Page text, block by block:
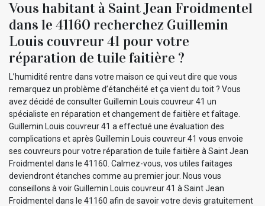
Vous habitant à Saint Jean Froidmentel
dans le 41160 recherchez Guillemin
Louis couvreur 41 pour votre
réparation de tuile faitière ?
L’humidité rentre dans votre maison ce qui veut dire que vous
remarquez un problème d’étanchéité et ça vient du toit ? Vous
avez décidé de consulter Guillemin Louis couvreur 41 un
spécialiste en réparation et changement de faitière et faîtage.
Guillemin Louis couvreur 41 a effectué une évaluation des
complications et après Guillemin Louis couvreur 41 vous envoie
ses couvreurs pour votre réparation de tuile faitière à Saint Jean
Froidmentel dans le 41160. Calmez-vous, vos utiles faitages
deviendront étanches comme au premier jour. Nous vous
conseillons à voir Guillemin Louis couvreur 41 à Saint Jean
Froidmentel dans le 41160 afin de savoir votre devis gratuitement